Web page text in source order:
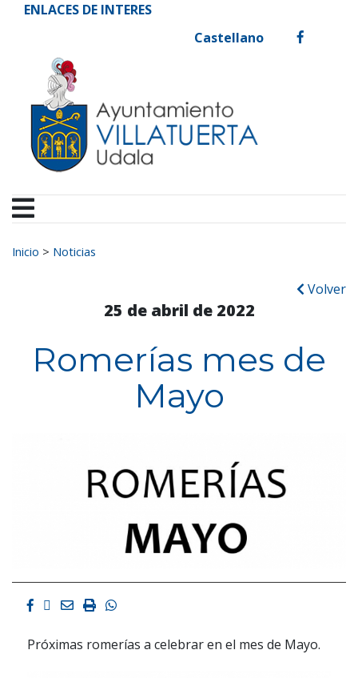
Ir al contenido
Ayuntamiento de
ENLACES DE INTERES
Castellano
facebook
Buscar:
Inicio > Noticias
Volver
25 de abril de 2022
Romerías mes de
Mayo
Facebook
Twitter
EmailImprimirWhatsapp
Próximas romerías a celebrar en el mes de Mayo.